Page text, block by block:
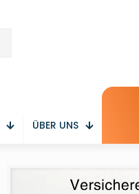
ÜBER UNS